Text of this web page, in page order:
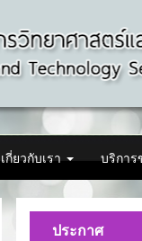
เกี่ยวกับเรา บริการ
ประกาศ